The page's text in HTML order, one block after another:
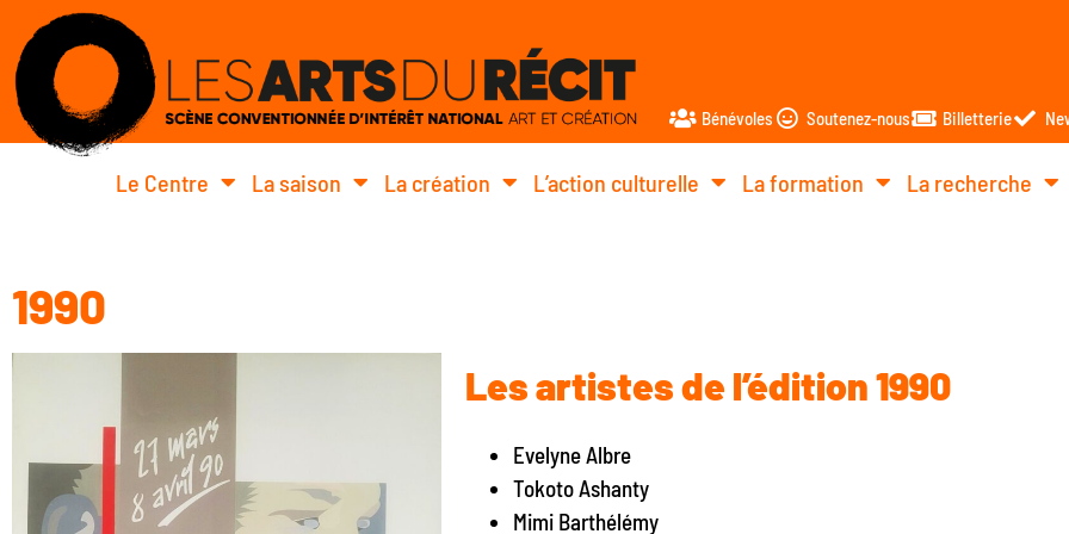
Bénévoles Soutenez-nous Billetterie
Le Centre La saison La création L’action culturelle La formation La recherche
1990
Les artistes de l’édition 1990
Evelyne Albre
Tokoto Ashanty
Mimi Barthélémy